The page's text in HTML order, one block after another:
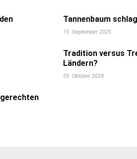
Tannenbaum
15. September 2025
Tradition versus
Ländern?
29. Oktober 2024